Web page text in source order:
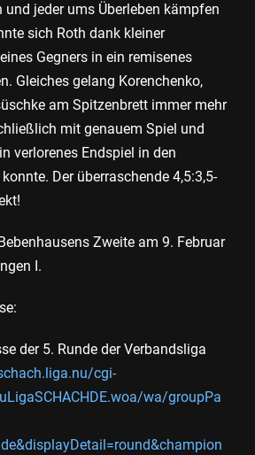
jeder ums Überleben kämpfen
sich Roth dank kleiner
Gegners in ein remisenes
Gleiches gelang Korenchenko,
am Spitzenbrett immer mehr
mit genauem Spiel und
verlorenes Endspiel in den
Der überraschende 4,5:3,5-
Zweite am 9. Februar
I.
der 5. Runde der Verbandsliga
cgi-
wa/groupPa